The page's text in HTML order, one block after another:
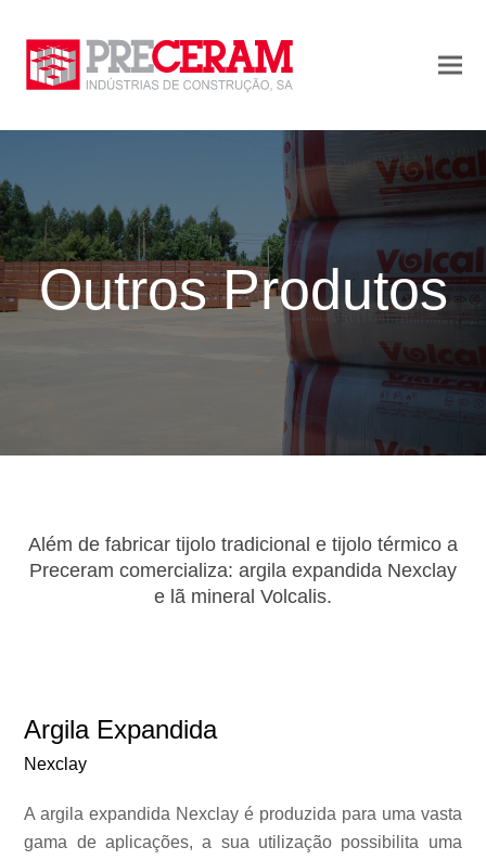
Outros Produtos
Além de fabricar tijolo tradicional e tijolo térmico a
Preceram comercializa: argila expandida Nexclay
e lã mineral Volcalis.
Argila Expandida
Nexclay
A argila expandida Nexclay é produzida para uma vasta
gama de aplicações, a sua utilização possibilita uma